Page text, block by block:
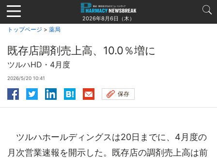
Jump
to
navigation
2026年8月6日（木）
トップページ > 薬局
既存店調剤売上高、10.0％増に
ツルハHD・4月度
2026/5/20 10:41
保存
ツルハホールディングスは20日までに、4月度の
月次営業速報を開示した。既存店の調剤売上高は前